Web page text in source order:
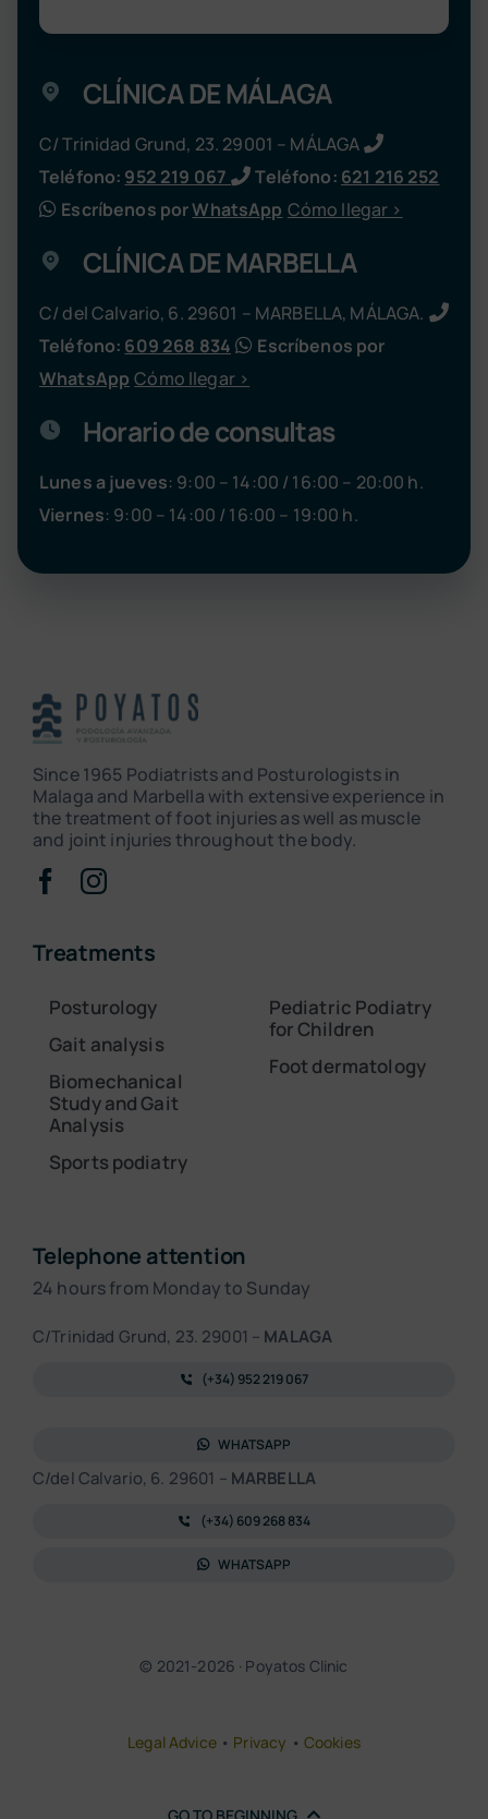
CLÍNICA DE MÁLAGA
C/ Trinidad Grund, 23. 29001 – MÁLAGA
Teléfono: 952 219 067 Teléfono: 621 216 252
Escríbenos porWhatsApp Cómo llegar >
CLÍNICA DE MARBELLA
C/ del Calvario, 6. 29601 – MARBELLA, MÁLAGA.
Teléfono: 609 268 834
Escríbenos por
WhatsApp Cómo llegar >
Horario de consultas
Lunes a jueves: 9:00 – 14:00 / 16:00 – 20:00 h.
Viernes: 9:00 – 14:00 / 16:00 – 19:00 h.
Since 1965 Podiatrists and Posturologists in
Malaga and Marbella with extensive experience in
the treatment of foot injuries as well as muscle
and joint injuries throughout the body.
Treatments
Posturology
Gait analysis
Biomechanical
Study and Gait
Analysis
Sports podiatry
Pediatric Podiatry
for Children
Foot dermatology
Telephone attention
24 hours from Monday to Sunday
C/Trinidad Grund, 23. 29001 – MALAGA
(+34) 952 219 067
WHATSAPP
C/del Calvario, 6. 29601 – MARBELLA
(+34) 609 268 834
WHATSAPP
© 2021-2026 · Poyatos Clinic
Legal Advice• Privacy • Cookies
GO TO BEGINNING